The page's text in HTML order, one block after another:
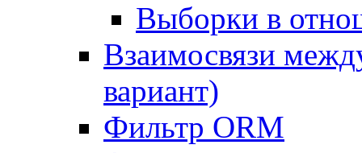
Выборки в
Взаимосвязи
вариант)
Фильтр ORM